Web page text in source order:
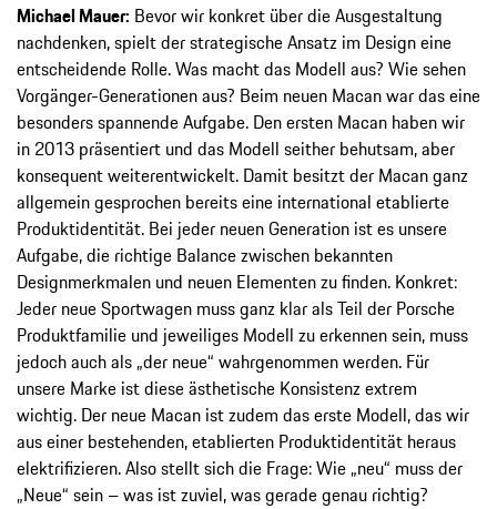
Michael Mauer: Bevor wir konkret über die Ausgestaltung
nachdenken, spielt der strategische Ansatz im Design eine
entscheidende Rolle. Was macht das Modell aus? Wie sehen
Vorgänger-Generationen aus? Beim neuen Macan war das eine
besonders spannende Aufgabe. Den ersten Macan haben wir
in 2013 präsentiert und das Modell seither behutsam, aber
konsequent weiterentwickelt. Damit besitzt der Macan ganz
allgemein gesprochen bereits eine international etablierte
Produktidentität. Bei jeder neuen Generation ist es unsere
Aufgabe, die richtige Balance zwischen bekannten
Designmerkmalen und neuen Elementen zu finden. Konkret:
Jeder neue Sportwagen muss ganz klar als Teil der Porsche
Produktfamilie und jeweiliges Modell zu erkennen sein, muss
jedoch auch als „der neue“ wahrgenommen werden. Für
unsere Marke ist diese ästhetische Konsistenz extrem
wichtig. Der neue Macan ist zudem das erste Modell, das wir
aus einer bestehenden, etablierten Produktidentität heraus
elektrifizieren. Also stellt sich die Frage: Wie „neu“ muss der
„Neue“ sein – was ist zuviel, was gerade genau richtig?